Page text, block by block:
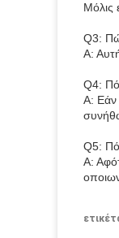
Μόλις
Q3:
Α:
Q4:
Α: Εάν
Q5:
Α: